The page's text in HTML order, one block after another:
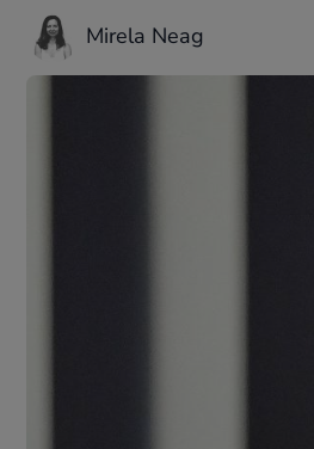
Mirela Neag